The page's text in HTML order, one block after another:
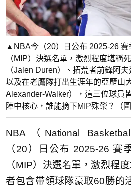
▲NBA今（20）日公布 2025-26 賽
（MIP）決選名單，激烈程度堪稱
（Jalen Duren）、拓荒者前鋒阿
以及在老鷹隊打出生涯年的亞歷山
Alexander-Walker），這三位球員
陣中核心，誰能摘下MIP殊榮？（
NBA（National
（20）日公布 2025-26 賽
（MIP）決選名單，激烈程
者包含帶領球隊豪取60勝的